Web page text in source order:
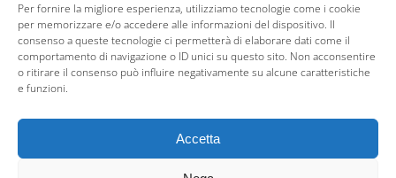
Per fornire la migliore esperienza, utilizziamo tecnologie come i cookie
per memorizzare e/o accedere alle informazioni del dispositivo. Il
consenso a queste tecnologie ci permetterà di elaborare dati come il
comportamento di navigazione o ID unici su questo sito. Non acconsentire
o ritirare il consenso può influire negativamente su alcune caratteristiche
e funzioni.
Accetta
banking .
La procedura che effettua le Operazioni di Conguaglio è
contenuta nel Menù Libro Unico del Lavoro – Assistenza
aver elaborato tutti i cedolini e, naturalmente aver inserito o
Infatti, solo in questo modo è